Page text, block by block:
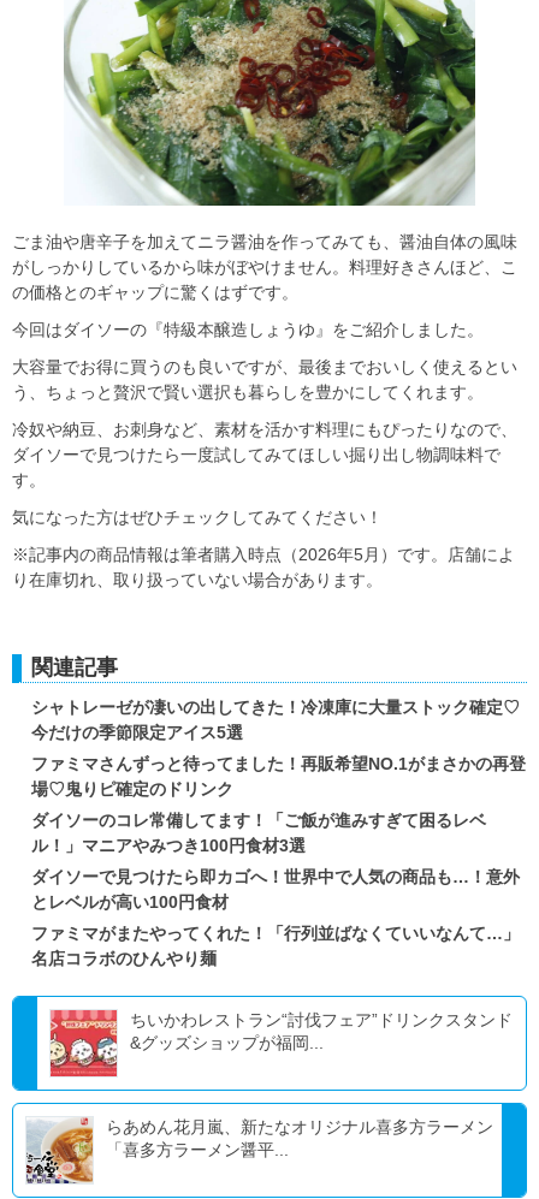
ごま油や唐辛子を加えてニラ醤油を作ってみても、醤油自体の風味
がしっかりしているから味がぼやけません。料理好きさんほど、こ
の価格とのギャップに驚くはずです。
今回はダイソーの『特級本醸造しょうゆ』をご紹介しました。
大容量でお得に買うのも良いですが、最後までおいしく使えるとい
う、ちょっと贅沢で賢い選択も暮らしを豊かにしてくれます。
冷奴や納豆、お刺身など、素材を活かす料理にもぴったりなので、
ダイソーで見つけたら一度試してみてほしい掘り出し物調味料で
す。
気になった方はぜひチェックしてみてください！
※記事内の商品情報は筆者購入時点（2026年5月）です。店舗によ
り在庫切れ、取り扱っていない場合があります。
関連記事
シャトレーゼが凄いの出してきた！冷凍庫に大量ストック確定♡
今だけの季節限定アイス5選
ファミマさんずっと待ってました！再販希望NO.1がまさかの再登
場♡鬼りピ確定のドリンク
ダイソーのコレ常備してます！「ご飯が進みすぎて困るレベ
ル！」マニアやみつき100円食材3選
ダイソーで見つけたら即カゴへ！世界中で人気の商品も…！意外
とレベルが高い100円食材
ファミマがまたやってくれた！「行列並ばなくていいなんて…」
名店コラボのひんやり麺
ちいかわレストラン“討伐フェア”ドリンクスタンド
&グッズショップが福岡...
らあめん花月嵐、新たなオリジナル喜多方ラーメン
「喜多方ラーメン醤平...